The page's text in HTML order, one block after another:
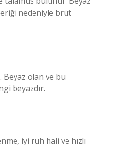
nedeniyle brüt
Beyaz olan ve bu
beyazdır.
iyi ruh hali ve hızlı